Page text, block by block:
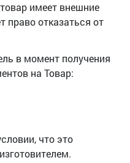
имеет внешние
право отказаться от
в момент получения
на Товар:
что это